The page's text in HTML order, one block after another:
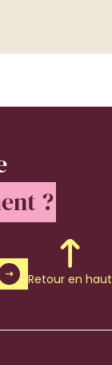
?
Retour en haut